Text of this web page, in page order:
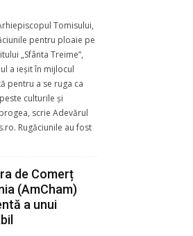
Tomisului,
pentru ploaie pe
„Sfânta Treime”,
a ieșit în mijlocul
pentru a se ruga ca
culturile și
scrie Adevărul
Rugăciunile au fost
de Comerț
(AmCham)
a unui